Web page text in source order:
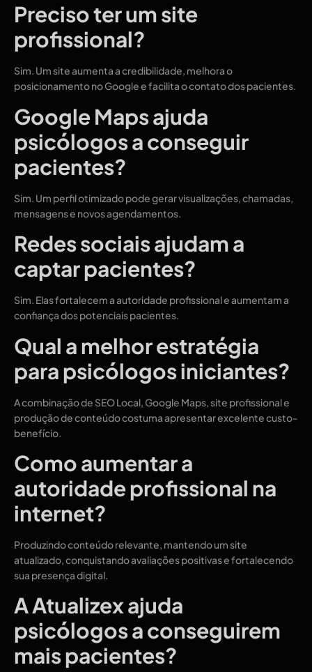
Preciso ter um site
profissional?
Sim. Um site aumenta a credibilidade, melhora o
posicionamento no Google e facilita o contato dos pacientes.
Google Maps ajuda
psicólogos a conseguir
pacientes?
Sim. Um perfil otimizado pode gerar visualizações, chamadas,
mensagens e novos agendamentos.
Redes sociais ajudam a
captar pacientes?
Sim. Elas fortalecem a autoridade profissional e aumentam a
confiança dos potenciais pacientes.
Qual a melhor estratégia
para psicólogos iniciantes?
A combinação de SEO Local, Google Maps, site profissional e
produção de conteúdo costuma apresentar excelente custo-
benefício.
Como aumentar a
autoridade profissional na
internet?
Produzindo conteúdo relevante, mantendo um site
atualizado, conquistando avaliações positivas e fortalecendo
sua presença digital.
A Atualizex ajuda
psicólogos a conseguirem
mais pacientes?